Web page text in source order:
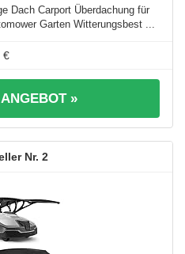
Dach Carport Überdachung für
Garten Witterungsbest ...
€
»
2